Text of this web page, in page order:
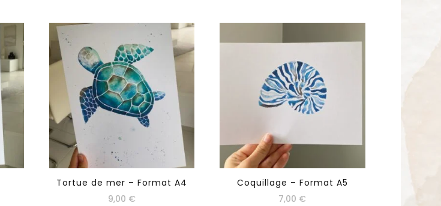
Tortue de mer – Format A4
9,00 €
Coquillage – Format A5
7,00 €